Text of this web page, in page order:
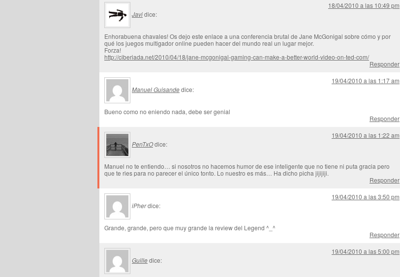
Javidice:
18/04/2010 a las 10:49 pm
Enhorabuena chavales! Os dejo este enlace a una conferencia brutal de Jane McGonigal sobre cómo y por
qué los juegos multigador online pueden hacer del mundo real un lugar mejor.
Forza!
http://ciberiada.net/2010/04/18/jane-mcgonigal-gaming-can-make-a-better-world-video-on-ted-com/
Responder
Manuel Guisandedice:
19/04/2010 a las 1:17 am
Bueno como no eniendo nada, debe ser genial
Responder
PenTxOdice:
19/04/2010 a las 1:22 am
Manuel no te entiendo… si nosotros no hacemos humor de ese inteligente que no tiene ni puta gracia pero
que te ries para no parecer el único tonto. Lo nuestro es más… Ha dicho picha jijijiji.
Responder
iPherdice:
19/04/2010 a las 3:50 pm
Grande, grande, pero que muy grande la review del Legend ^_^
Responder
Guilledice:
19/04/2010 a las 5:00 pm